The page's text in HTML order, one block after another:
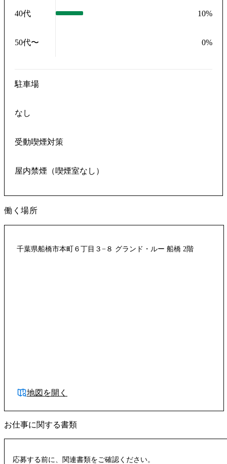
40代 10%
50代〜 0%
駐車場
なし
受動喫煙対策
屋内禁煙（喫煙室なし）
働く場所
千葉県船橋市本町６丁目３−８ グランド・ルー 船橋 2階
地図を開く
お仕事に関する書類
応募する前に、関連書類をご確認ください。